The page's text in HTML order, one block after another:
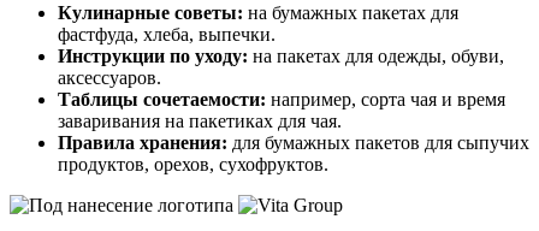
Кулинарные советы: на бумажных пакетах для
фастфуда, хлеба, выпечки.
Инструкции по уходу: на пакетах для одежды, обуви,
аксессуаров.
Таблицы сочетаемости: например, сорта чая и время
заваривания на пакетиках для чая.
Правила хранения: для бумажных пакетов для сыпучих
продуктов, орехов, сухофруктов.